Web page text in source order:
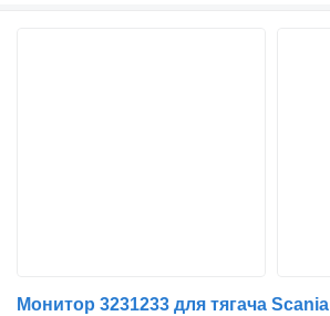
Монитор 3231233 для тягача Scania